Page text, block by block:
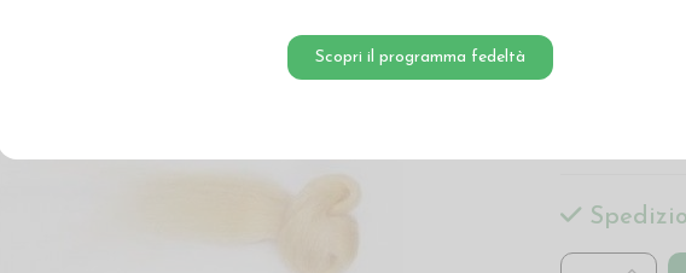
Scopri il programma fedeltà
Lana